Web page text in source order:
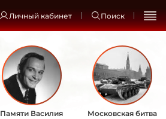
Личный кабинет Поиск
Памяти Василия
Московская битва